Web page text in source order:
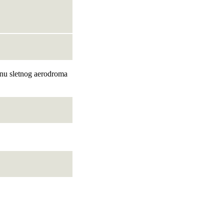
sletnog aerodroma